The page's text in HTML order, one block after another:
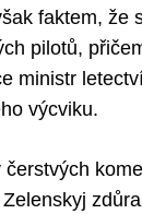
faktem, že
pilotů,
ministr
výcviku.
čerstvých